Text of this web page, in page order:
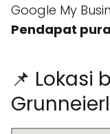
Google My
Pendapat
📌 Lokasi